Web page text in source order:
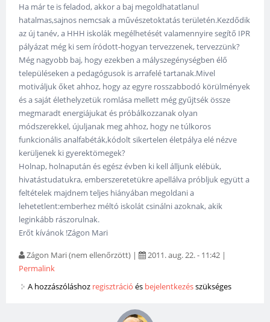
Ha már te is feladod, akkor a baj megoldhatatlanul
hatalmas,sajnos nemcsak a művészetoktatás területén.Kezdődik
az új tanév, a HHH iskolák megélhetését valamennyire segítő IPR
pályázat még ki sem íródott-hogyan tervezzenek, tervezzünk?
Még nagyobb baj, hogy ezekben a mályszegénységben élő
településeken a pedagógusok is arrafelé tartanak.Mivel
motiváljuk őket ahhoz, hogy az egyre rosszabbodó körülmények
és a saját élethelyzetük romlása mellett még gyűjtsék össze
megmaradt energiájukat és próbálkozzanak olyan
módszerekkel, újuljanak meg ahhoz, hogy ne túlkoros
funkcionális analfabéták,kódolt sikertelen életpálya elé nézve
kerüljenek ki gyerektömegek?
Holnap, holnapután és egész évben ki kell álljunk elébük,
hivatástudatukra, emberszeretetükre apellálva próbljuk együtt a
feltételek majdnem teljes hiányában megoldani a
lehetetlent:emberhez méltó iskolát csinálni azoknak, akik
leginkább rászorulnak.
Erőt kívánok !Zágon Mari
Zágon Mari (nem ellenőrzött) | 2011. aug. 22. - 11:42 |
Permalink
A hozzászóláshoz regisztráció és bejelentkezésszükséges